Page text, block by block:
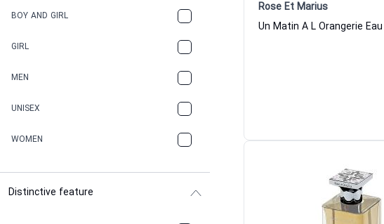
BOY AND GIRL
GIRL
MEN
UNISEX
WOMEN
Distinctive feature
Rose Et Marius